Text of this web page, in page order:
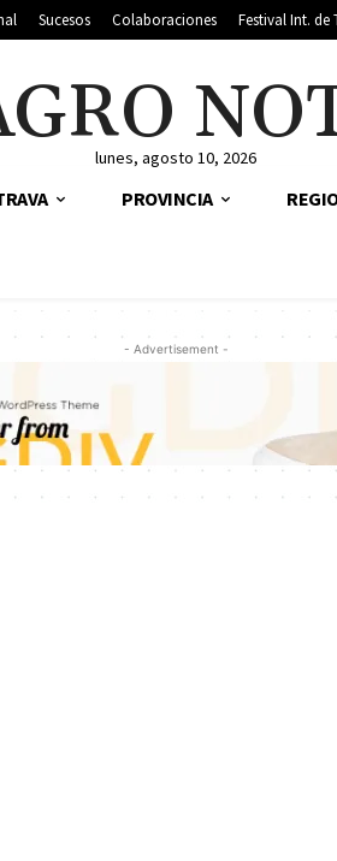
Sucesos Colaboraciones Festival Int. de
lunes, agosto 10, 2026
PROVINCIA
- Advertisement -